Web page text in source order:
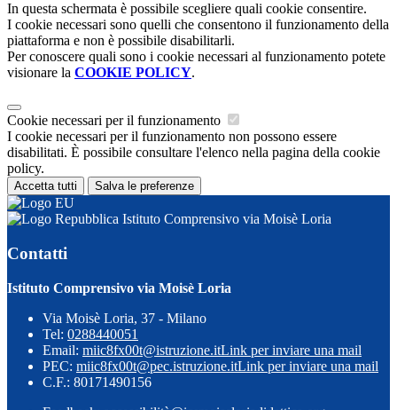
In questa schermata è possibile scegliere quali cookie consentire.
I cookie necessari sono quelli che consentono il funzionamento della
piattaforma e non è possibile disabilitarli.
Per conoscere quali sono i cookie necessari al funzionamento potete
visionare la COOKIE POLICY.
Cookie necessari per il funzionamento
I cookie necessari per il funzionamento non possono essere
disabilitati. È possibile consultare l'elenco nella pagina della cookie
policy.
Accetta tutti Salva le preferenze
Istituto Comprensivo via Moisè Loria
Contatti
Istituto Comprensivo via Moisè Loria
Via Moisè Loria, 37 - Milano
Tel: 0288440051
Email: miic8fx00t@istruzione.itLink per inviare una mail
PEC: miic8fx00t@pec.istruzione.itLink per inviare una mail
C.F.: 80171490156